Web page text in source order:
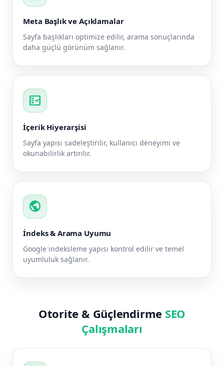
Meta Başlık ve Açıklamalar
Sayfa başlıkları optimize edilir, arama sonuçlarında
daha güçlü görünüm sağlanır.
fact_check
İçerik Hiyerarşisi
Sayfa yapısı sadeleştirilir, kullanıcı deneyimi ve
okunabilirlik artırılır.
public
İndeks & Arama Uyumu
Google indeksleme yapısı kontrol edilir ve temel
uyumluluk sağlanır.
Otorite & Güçlendirme SEO
Çalışmaları